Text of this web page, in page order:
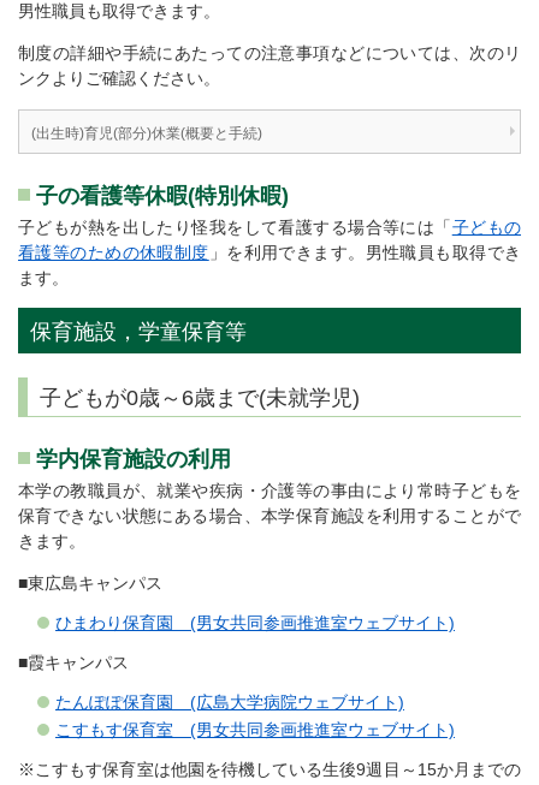
男性職員も取得できます。
制度の詳細や手続にあたっての注意事項などについては、次のリ
ンクよりご確認ください。
(出生時)育児(部分)休業(概要と手続)
子の看護等休暇(特別休暇)
子どもが熱を出したり怪我をして看護する場合等には「子どもの
看護等のための休暇制度 」を利用できます。男性職員も取得でき
ます。
保育施設，学童保育等
子どもが0歳～6歳まで(未就学児)
学内保育施設の利用
本学の教職員が、就業や疾病・介護等の事由により常時子どもを
保育できない状態にある場合、本学保育施設を利用することがで
きます。
■東広島キャンパス
ひまわり保育園 (男女共同参画推進室ウェブサイト)
■霞キャンパス
たんぽぽ保育園 (広島大学病院ウェブサイト)
こすもす保育室 (男女共同参画推進室ウェブサイト)
※こすもす保育室は他園を待機している生後9週目～15か月までの